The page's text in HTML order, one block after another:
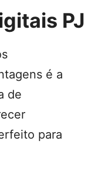
PJ
é a
de
para